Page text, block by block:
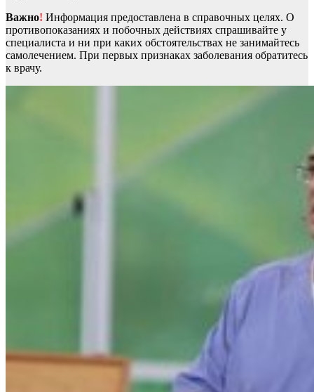
Важно! Информация предоставлена в справочных целях. О
противопоказаниях и побочных действиях спрашивайте у
специалиста и ни при каких обстоятельствах не занимайтесь
самолечением. При первых признаках заболевания обратитесь
к врачу.